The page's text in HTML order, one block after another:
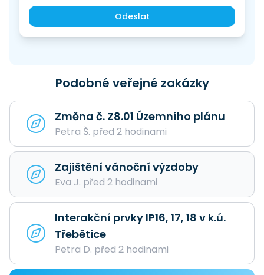
Odeslat
Podobné veřejné zakázky
Změna č. Z8.01 Územního plánu
Petra Š. před 2 hodinami
Zajištění vánoční výzdoby
Eva J. před 2 hodinami
Interakční prvky IP16, 17, 18 v k.ú.
Třebětice
Petra D. před 2 hodinami